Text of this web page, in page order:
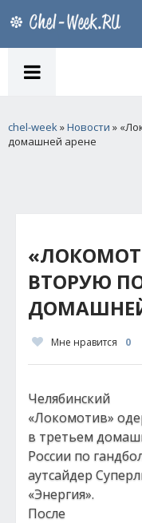
chel-week»Новости »
домашней арене
ВТОРУЮ
Мне нравится 0
Челябинский
«Локомотив»
в третьем
России по
аутсайдер
«Энергия».
После